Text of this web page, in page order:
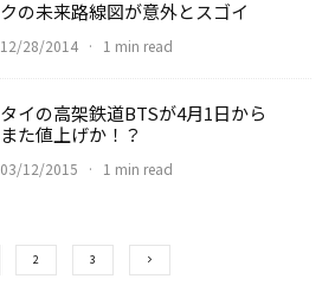
クの未来路線図が意外とスゴイ
12/28/2014 · 1 min read
タイの高架鉄道BTSが4月1日から
また値上げか！？
03/12/2015 · 1 min read
2 3